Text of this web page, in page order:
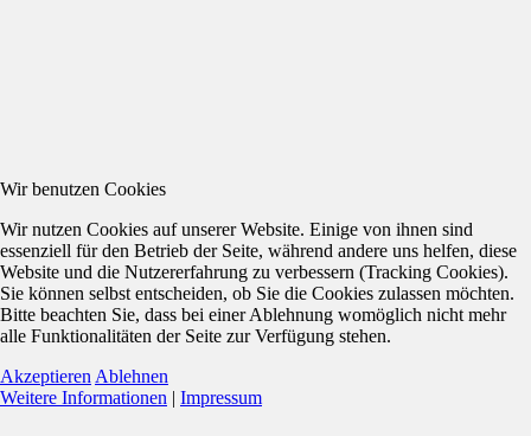
Wir benutzen Cookies
Wir nutzen Cookies auf unserer Website. Einige von ihnen sind
essenziell für den Betrieb der Seite, während andere uns helfen, diese
Website und die Nutzererfahrung zu verbessern (Tracking Cookies).
Sie können selbst entscheiden, ob Sie die Cookies zulassen möchten.
Bitte beachten Sie, dass bei einer Ablehnung womöglich nicht mehr
alle Funktionalitäten der Seite zur Verfügung stehen.
Akzeptieren Ablehnen
Weitere Informationen | Impressum